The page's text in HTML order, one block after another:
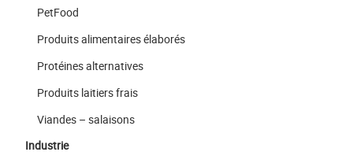
PetFood
Produits alimentaires élaborés
Protéines alternatives
Produits laitiers frais
Viandes – salaisons
Industrie